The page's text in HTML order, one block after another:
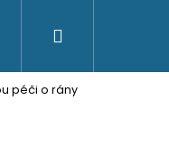
Přihlášení
péči o rány